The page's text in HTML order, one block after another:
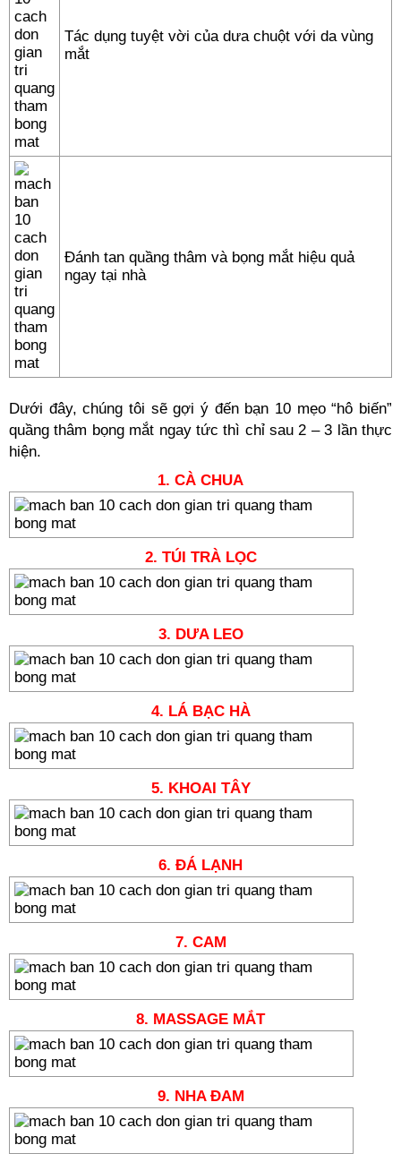
Tác dụng tuyệt vời của dưa chuột với da vùng
mắt
Đánh tan quầng thâm và bọng mắt hiệu quả
ngay tại nhà
Dưới đây, chúng tôi sẽ gợi ý đến bạn 10 mẹo “hô biến”
quầng thâm bọng mắt ngay tức thì chỉ sau 2 – 3 lần thực
hiện.
1. CÀ CHUA
2. TÚI TRÀ LỌC
3. DƯA LEO
4. LÁ BẠC HÀ
5. KHOAI TÂY
6. ĐÁ LẠNH
7. CAM
8. MASSAGE MẮT
9. NHA ĐAM